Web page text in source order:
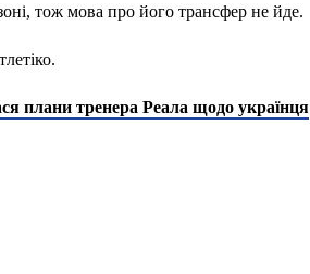
тож мова про його трансфер не йде.
плани тренера Реала щодо українця